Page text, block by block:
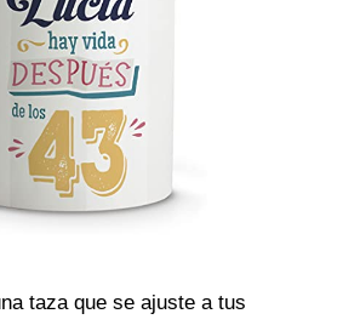
taza que se ajuste a tus